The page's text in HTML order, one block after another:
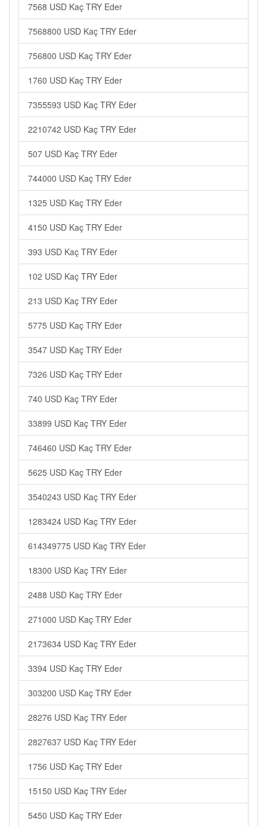
7568 USD Kaç TRY Eder
7568800 USD Kaç TRY Eder
756800 USD Kaç TRY Eder
1760 USD Kaç TRY Eder
7355593 USD Kaç TRY Eder
2210742 USD Kaç TRY Eder
507 USD Kaç TRY Eder
744000 USD Kaç TRY Eder
1325 USD Kaç TRY Eder
4150 USD Kaç TRY Eder
393 USD Kaç TRY Eder
102 USD Kaç TRY Eder
213 USD Kaç TRY Eder
5775 USD Kaç TRY Eder
3547 USD Kaç TRY Eder
7326 USD Kaç TRY Eder
740 USD Kaç TRY Eder
33899 USD Kaç TRY Eder
746460 USD Kaç TRY Eder
5625 USD Kaç TRY Eder
3540243 USD Kaç TRY Eder
1283424 USD Kaç TRY Eder
614349775 USD Kaç TRY Eder
18300 USD Kaç TRY Eder
2488 USD Kaç TRY Eder
271000 USD Kaç TRY Eder
2173634 USD Kaç TRY Eder
3394 USD Kaç TRY Eder
303200 USD Kaç TRY Eder
28276 USD Kaç TRY Eder
2827637 USD Kaç TRY Eder
1756 USD Kaç TRY Eder
15150 USD Kaç TRY Eder
5450 USD Kaç TRY Eder